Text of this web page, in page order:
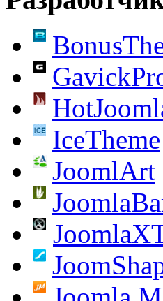
IceTheme
JoomlArt